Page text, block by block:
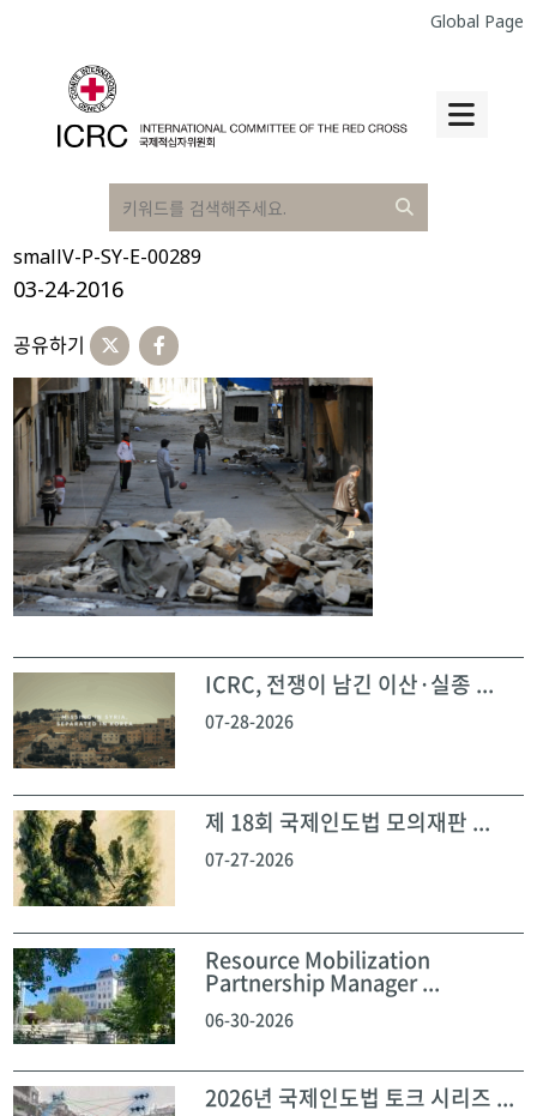
Global Page
smallV-P-SY-E-00289
03-24-2016
공유하기
ICRC, 전쟁이 남긴 이산·실종 ...
07-28-2026
제 18회 국제인도법 모의재판 ...
07-27-2026
Resource Mobilization
Partnership Manager ...
06-30-2026
2026년 국제인도법 토크 시리즈 ...